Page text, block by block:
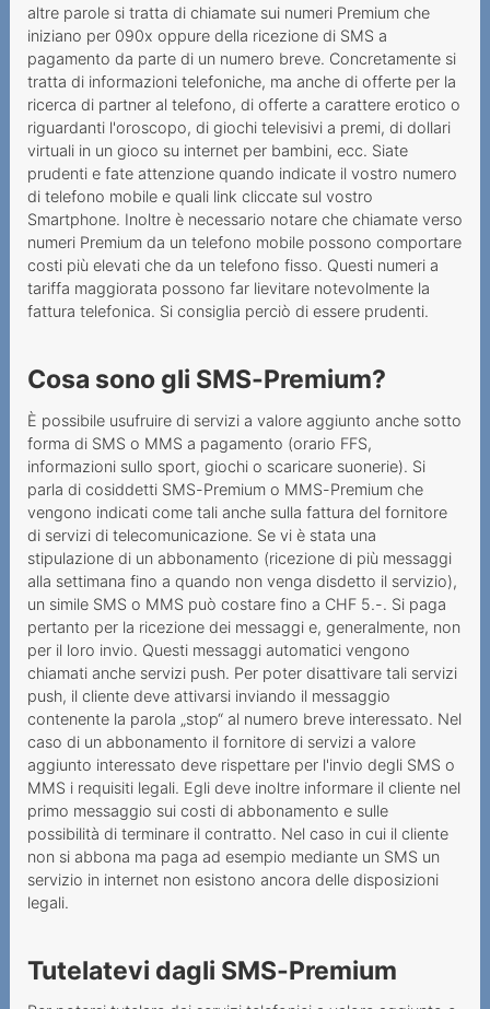
altre parole si tratta di chiamate sui numeri Premium che
iniziano per 090x oppure della ricezione di SMS a
pagamento da parte di un numero breve. Concretamente si
tratta di informazioni telefoniche, ma anche di offerte per la
ricerca di partner al telefono, di offerte a carattere erotico o
riguardanti l'oroscopo, di giochi televisivi a premi, di dollari
virtuali in un gioco su internet per bambini, ecc. Siate
prudenti e fate attenzione quando indicate il vostro numero
di telefono mobile e quali link cliccate sul vostro
Smartphone. Inoltre è necessario notare che chiamate verso
numeri Premium da un telefono mobile possono comportare
costi più elevati che da un telefono fisso. Questi numeri a
tariffa maggiorata possono far lievitare notevolmente la
fattura telefonica. Si consiglia perciò di essere prudenti.
Cosa sono gli SMS-Premium?
È possibile usufruire di servizi a valore aggiunto anche sotto
forma di SMS o MMS a pagamento (orario FFS,
informazioni sullo sport, giochi o scaricare suonerie). Si
parla di cosiddetti SMS-Premium o MMS-Premium che
vengono indicati come tali anche sulla fattura del fornitore
di servizi di telecomunicazione. Se vi è stata una
stipulazione di un abbonamento (ricezione di più messaggi
alla settimana fino a quando non venga disdetto il servizio),
un simile SMS o MMS può costare fino a CHF 5.-. Si paga
pertanto per la ricezione dei messaggi e, generalmente, non
per il loro invio. Questi messaggi automatici vengono
chiamati anche servizi push. Per poter disattivare tali servizi
push, il cliente deve attivarsi inviando il messaggio
contenente la parola „stop“ al numero breve interessato. Nel
caso di un abbonamento il fornitore di servizi a valore
aggiunto interessato deve rispettare per l'invio degli SMS o
MMS i requisiti legali. Egli deve inoltre informare il cliente nel
primo messaggio sui costi di abbonamento e sulle
possibilità di terminare il contratto. Nel caso in cui il cliente
non si abbona ma paga ad esempio mediante un SMS un
servizio in internet non esistono ancora delle disposizioni
legali.
Tutelatevi dagli SMS-Premium
Servizi a valore aggiunto
senza SMS o chiamata
Proteggersi dai numeri a
tariffa maggiorata
SMS a tariffa maggiorata
Link per i fornitori die
numeri 0900x, SMS e MMS
Informazioni sui servizi di
telecomunicazione
riscossione e fatturazione
Esempi